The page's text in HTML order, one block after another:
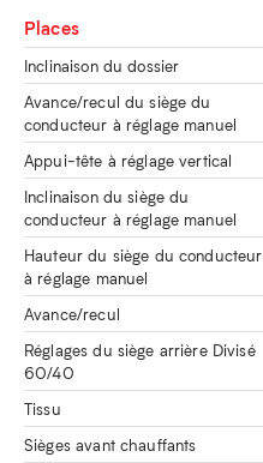
Places
Inclinaison du dossier
Avance/recul du siège du
conducteur à réglage manuel
Appui-tête à réglage vertical
Inclinaison du siège du
conducteur à réglage manuel
Hauteur du siège du conducteur
à réglage manuel
Avance/recul
Réglages du siège arrière Divisé
60/40
Tissu
Sièges avant chauffants